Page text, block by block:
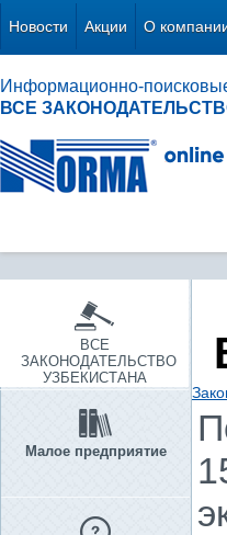
Новости Акции О
Информационно-
ВСЕ
ВСЕ
ЗАКОНОДАТЕЛЬСТВО
УЗБЕКИСТАНА
Малое предприятие